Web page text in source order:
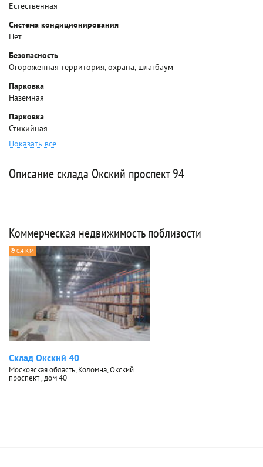
Естественная
Система кондиционирования
Нет
Безопасность
Огороженная территория, охрана, шлагбаум
Парковка
Наземная
Парковка
Стихийная
Показать все
Описание склада Окский проспект 94
Коммерческая недвижимость поблизости
0.4 КМ
Склад Окский 40
Московская область, Коломна, Окский
проспект , дом 40